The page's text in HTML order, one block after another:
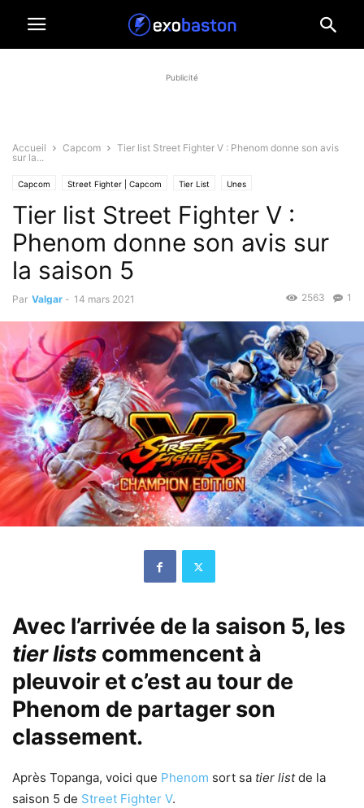
Publicité
Accueil Capcom
Tier list Street Fighter V : Phenom donne son avis
sur la...
Capcom Street Fighter | Capcom Tier List Unes
Tier list Street Fighter V :
Phenom donne son avis sur
la saison 5
Par Valgar - 14 mars 2021 1
2563
Avec l’arrivée de la saison 5, les
tier lists commencent à
pleuvoir et c’est au tour de
Phenom de partager son
classement.
Après Topanga, voici que Phenom sort sa tier listde la
saison 5 de Street Fighter V.